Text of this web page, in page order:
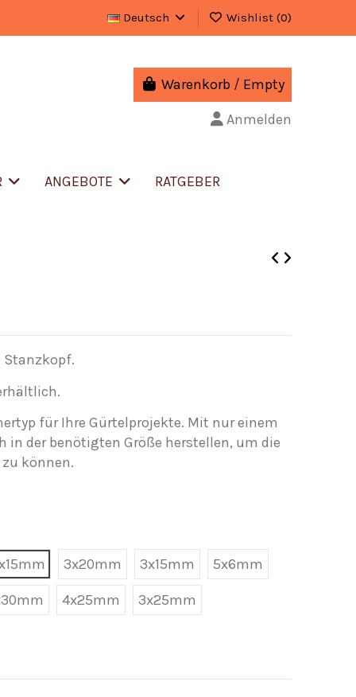
Deutsch Wishlist (0)
Warenkorb / Empty
Anmelden
ANGEBOTE
RATGEBER
für Ihre Gürtelprojekte. Mit nur einem
in der benötigten Größe herstellen, um die
können.
3x20mm 3x15mm 5x6mm
4x25mm 3x25mm